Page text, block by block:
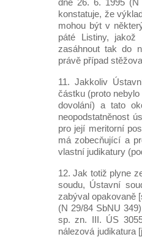
dne 26. 6. 1995
konstatuje, že
mohou být v
páté Listiny,
zasáhnout tak do
právě případ
11. Jakkoliv
částku (proto
dovolání) a tato
neopodstatněnost
pro její meritorní
má zobecňující a
vlastní judikatury
12. Jak totiž plyne
soudu, Ústavní
zabýval opakovaně
(N 29/84 SbNU
sp. zn. III. ÚS
nálezová judikatura